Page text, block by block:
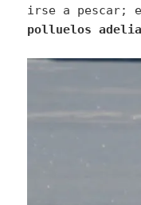
irse a pescar;
polluelos